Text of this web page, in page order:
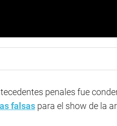
penales fue
falsas para el show de la